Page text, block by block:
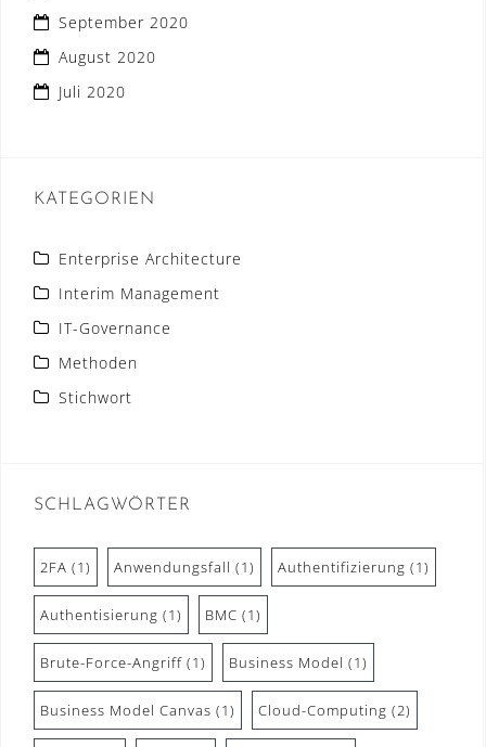
September 2020
August 2020
Juli 2020
KATEGORIEN
Enterprise Architecture
Interim Management
IT-Governance
Methoden
Stichwort
SCHLAGWÖRTER
2FA (1) Anwendungsfall (1) Authentifizierung (1)
Authentisierung (1) BMC (1)
Brute-Force-Angriff (1) Business Model (1)
Business Model Canvas (1) Cloud-Computing (2)